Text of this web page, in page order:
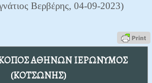
Βερβέρης, 04-09-2023)
ΑΘΗΝΩΝ ΙΕΡΩΝΥΜΟΣ
(ΚΟΤΣΩΝΗΣ)